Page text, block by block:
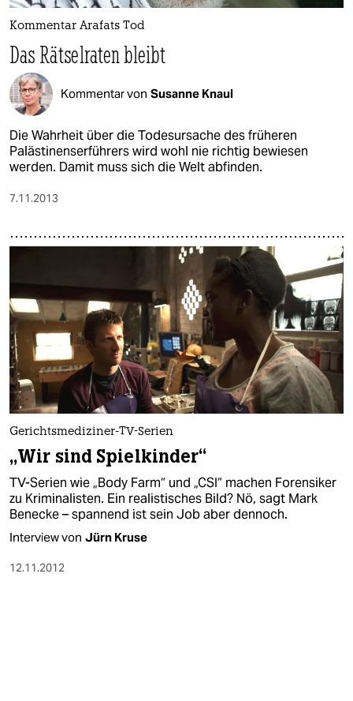
Kommentar Arafats Tod
Das Rätselraten bleibt
Kommentar von Susanne Knaul
Die Wahrheit über die Todesursache des früheren
Palästinenserführers wird wohl nie richtig bewiesen
werden. Damit muss sich die Welt abfinden.
7.11.2013
Gerichtsmediziner-TV-Serien
„Wir sind Spielkinder“
TV-Serien wie „Body Farm“ und „CSI“ machen Forensiker
zu Kriminalisten. Ein realistisches Bild? Nö, sagt Mark
Benecke – spannend ist sein Job aber dennoch.
Interview von Jürn Kruse
12.11.2012